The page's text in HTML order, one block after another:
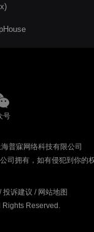
号
普寐网络科技有限公司
司拥有，如有侵犯到你的
/投诉建议 / 网站地图
Reserved.